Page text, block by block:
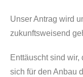
Unser Antrag wird
zukunftsweisend
Enttäuscht sind
sich für den Anbau